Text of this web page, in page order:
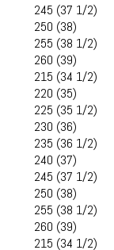
245 (37 1/2)
250 (38)
255 (38 1/2)
260 (39)
215 (34 1/2)
220 (35)
225 (35 1/2)
230 (36)
235 (36 1/2)
240 (37)
245 (37 1/2)
250 (38)
255 (38 1/2)
260 (39)
215 (34 1/2)